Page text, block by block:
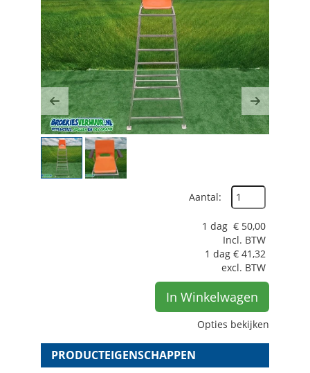
Previous Next
Aantal:
1 dag € 50,00
Incl. BTW
1 dag € 41,32
excl. BTW
In Winkelwagen
Opties bekijken
PRODUCTEIGENSCHAPPEN